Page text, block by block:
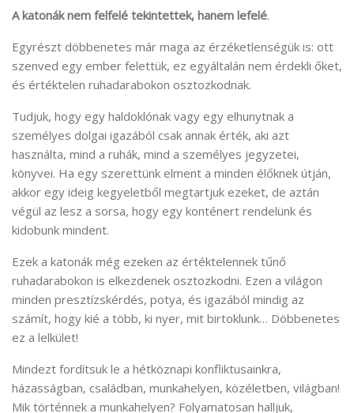
A katonák nem felfelé tekintettek, hanem lefelé.
Egyrészt döbbenetes már maga az érzéketlenségük is: ott
szenved egy ember felettük, ez egyáltalán nem érdekli őket,
és értéktelen ruhadarabokon osztozkodnak.
Tudjuk, hogy egy haldoklónak vagy egy elhunytnak a
személyes dolgai igazából csak annak érték, aki azt
használta, mind a ruhák, mind a személyes jegyzetei,
könyvei. Ha egy szerettünk elment a minden élőknek útján,
akkor egy ideig kegyeletből megtartjuk ezeket, de aztán
végül az lesz a sorsa, hogy egy konténert rendelünk és
kidobunk mindent.
Ezek a katonák még ezeken az értéktelennek tűnő
ruhadarabokon is elkezdenek osztozkodni. Ezen a világon
minden presztízskérdés, potya, és igazából mindig az
számít, hogy kié a több, ki nyer, mit birtoklunk… Döbbenetes
ez a lelkület!
Mindezt fordítsuk le a hétköznapi konfliktusainkra,
házasságban, családban, munkahelyen, közéletben, világban!
Mik történnek a munkahelyen? Folyamatosan halljuk,